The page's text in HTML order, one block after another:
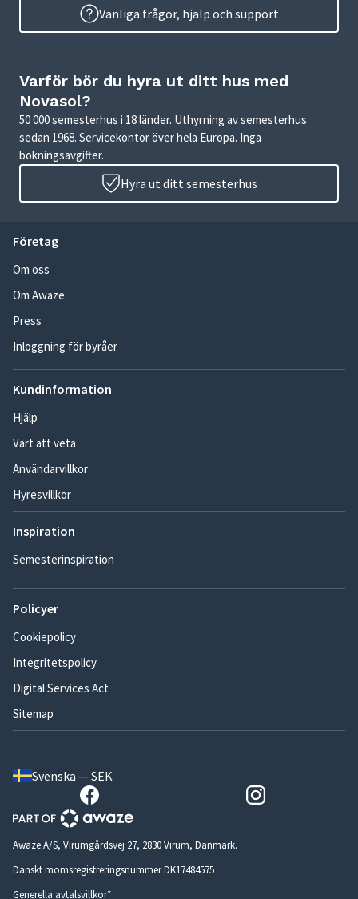
Vanliga frågor, hjälp och support
Varför bör du hyra ut ditt hus med
Novasol?
50 000 semesterhus i 18 länder. Uthyrning av semesterhus
sedan 1968. Servicekontor över hela Europa. Inga
bokningsavgifter.
Hyra ut ditt semesterhus
Företag
Om oss
Om Awaze
Press
Inloggning för byråer
Kundinformation
Hjälp
Värt att veta
Användarvillkor
Hyresvillkor
Inspiration
Semesterinspiration
Policyer
Cookiepolicy
Integritetspolicy
Digital Services Act
Sitemap
Svenska — SEK
Awaze A/S, Virumgårdsvej 27, 2830 Virum, Danmark.
Danskt momsregistreringsnummer DK17484575
Generella avtalsvillkor*